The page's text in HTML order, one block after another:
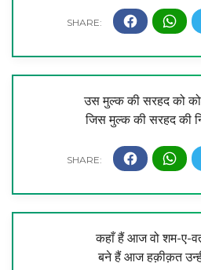
उस मुल्क की सरहद को
जिस मुल्क की सरहद की
कहाँ हैं आज वो शम-ए-
बने हैं आज हक़ीक़त